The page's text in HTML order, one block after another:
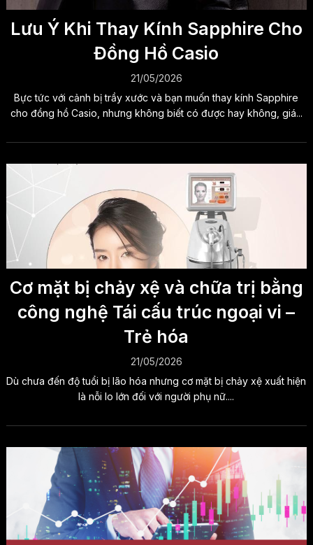
Lưu Ý Khi Thay Kính Sapphire Cho
Đồng Hồ Casio
21/05/2026
Bực tức với cảnh bị trầy xước và bạn muốn thay kính Sapphire
cho đồng hồ Casio, nhưng không biết có được hay không, giá...
Cơ mặt bị chảy xệ và chữa trị bằng
công nghệ Tái cấu trúc ngoại vi –
Trẻ hóa
21/05/2026
Dù chưa đến độ tuổi bị lão hóa nhưng cơ mặt bị chảy xệ xuất hiện
là nỗi lo lớn đối với người phụ nữ....